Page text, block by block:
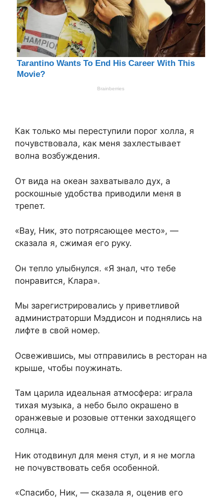
Как только мы переступили порог холла, я
почувствовала, как меня захлестывает
волна возбуждения.
От вида на океан захватывало дух, а
роскошные удобства приводили меня в
трепет.
«Вау, Ник, это потрясающее место», —
сказала я, сжимая его руку.
Он тепло улыбнулся. «Я знал, что тебе
понравится, Клара».
Мы зарегистрировались у приветливой
администраторши Мэддисон и поднялись на
лифте в свой номер.
Освежившись, мы отправились в ресторан на
крыше, чтобы поужинать.
Там царила идеальная атмосфера: играла
тихая музыка, а небо было окрашено в
оранжевые и розовые оттенки заходящего
солнца.
Ник отодвинул для меня стул, и я не могла
не почувствовать себя особенной.
«Спасибо, Ник, — сказала я, оценив его